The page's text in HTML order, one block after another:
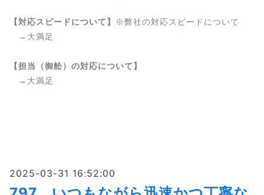
【対応スピードについて】
※弊社の対応スピードについて
→大満足
【担当（御舩）の対応について】
→大満足
2025-03-31 16:52:00